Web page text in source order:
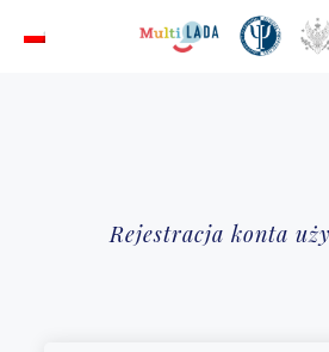
Rejestracja konta